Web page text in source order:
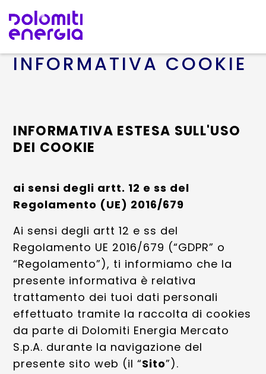
INFORMATIVA COOKIE
INFORMATIVA ESTESA SULL'USO
DEI COOKIE
ai sensi degli artt. 12 e ss del
Regolamento (UE) 2016/679
Ai sensi degli artt 12 e ss del
Regolamento UE 2016/679 (“GDPR” o
“Regolamento”), ti informiamo che la
presente informativa è relativa
trattamento dei tuoi dati personali
effettuato tramite la raccolta di cookies
da parte di Dolomiti Energia Mercato
S.p.A. durante la navigazione del
presente sito web (il “Sito”).